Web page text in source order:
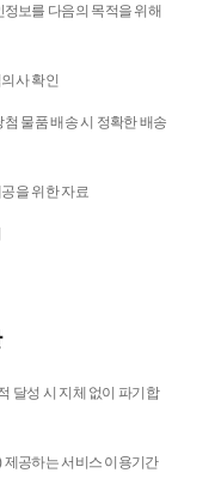
보를 다음의 목적을 위해
사 확인
물품 배송 시 정확한 배송
을 위한 자료
달성 시 지체 없이 파기합
공하는 서비스 이용기간